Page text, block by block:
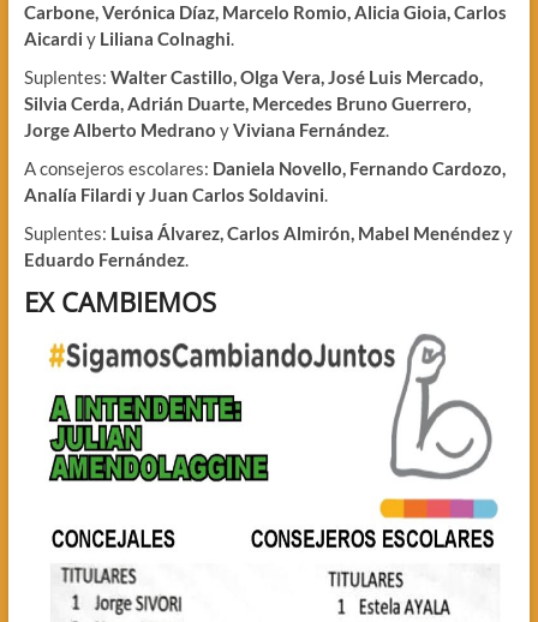
Carbone, Verónica Díaz, Marcelo Romio, Alicia Gioia, Carlos
Aicardi y Liliana Colnaghi.
Suplentes: Walter Castillo, Olga Vera, José Luis Mercado,
Silvia Cerda, Adrián Duarte, Mercedes Bruno Guerrero,
Jorge Alberto Medrano yViviana Fernández.
A consejeros escolares: Daniela Novello, Fernando Cardozo,
Analía Filardi y Juan Carlos Soldavini.
Suplentes: Luisa Álvarez, Carlos Almirón, Mabel Menéndezy
Eduardo Fernández.
EX CAMBIEMOS